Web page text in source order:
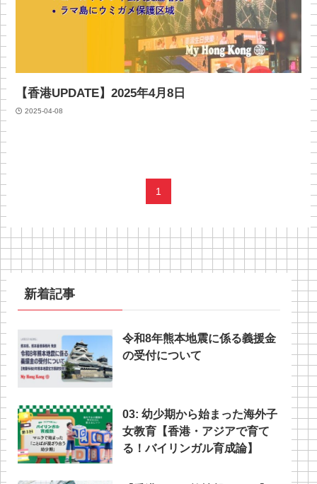
【香港UPDATE】2025年4月8日
2025-04-08
1
新着記事
令和8年熊本地震に係る義援金
の受付について
03: 幼少期から始まった海外子
女教育【香港・アジアで育て
る！バイリンガル育成論】